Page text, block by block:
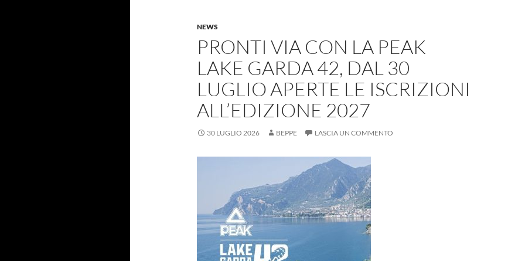
NEWS
PRONTI VIA CON LA PEAK
LAKE GARDA 42, DAL 30
LUGLIO APERTE LE ISCRIZIONI
ALL’EDIZIONE 2027
30 LUGLIO 2026 BEPPE LASCIA UN COMMENTO